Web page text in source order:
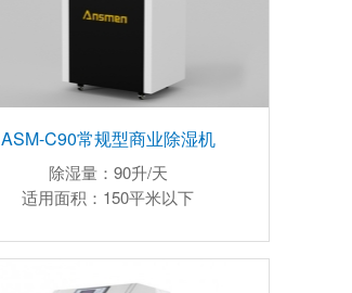
ASM-C90常规型商业除湿机
除湿量：90升/天
适用面积：150平米以下